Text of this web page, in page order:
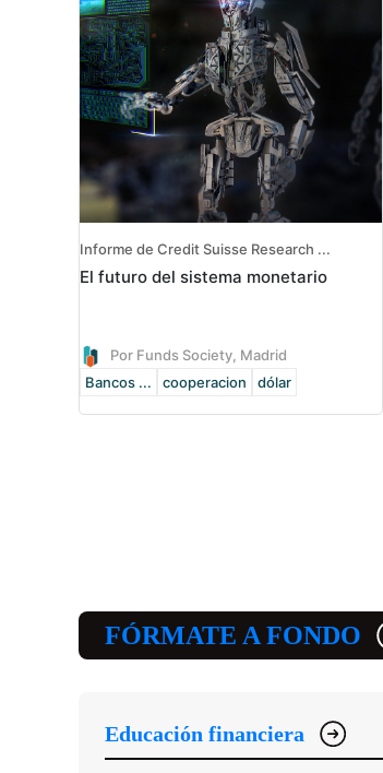
Informe de Credit Suisse Research ...
El futuro del sistema monetario
Por Funds Society, Madrid
Bancos ...
cooperacion dólar
FÓRMATE A FONDO
Educación financiera